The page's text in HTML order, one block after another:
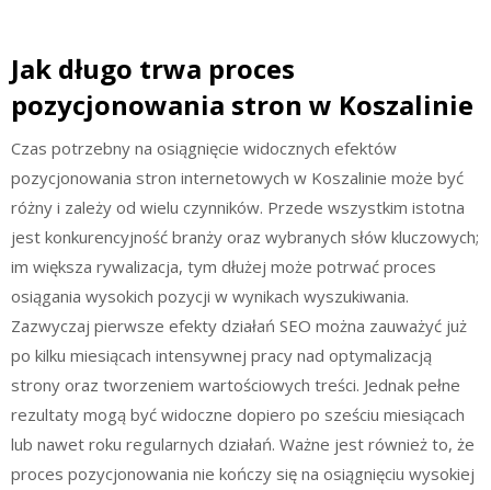
Jak długo trwa proces
pozycjonowania stron w Koszalinie
Czas potrzebny na osiągnięcie widocznych efektów
pozycjonowania stron internetowych w Koszalinie może być
różny i zależy od wielu czynników. Przede wszystkim istotna
jest konkurencyjność branży oraz wybranych słów kluczowych;
im większa rywalizacja, tym dłużej może potrwać proces
osiągania wysokich pozycji w wynikach wyszukiwania.
Zazwyczaj pierwsze efekty działań SEO można zauważyć już
po kilku miesiącach intensywnej pracy nad optymalizacją
strony oraz tworzeniem wartościowych treści. Jednak pełne
rezultaty mogą być widoczne dopiero po sześciu miesiącach
lub nawet roku regularnych działań. Ważne jest również to, że
proces pozycjonowania nie kończy się na osiągnięciu wysokiej